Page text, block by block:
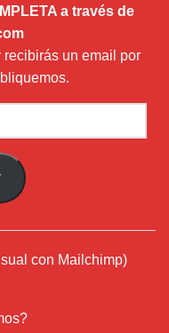
a través de
recibirás un email por
con Mailchimp)